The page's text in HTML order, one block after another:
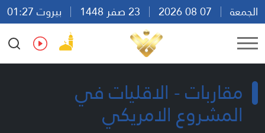
الجمعة
بيروت 01:27
Ar
En Fr Es
مقاربات - الاقليات في
المشروع الامريكي